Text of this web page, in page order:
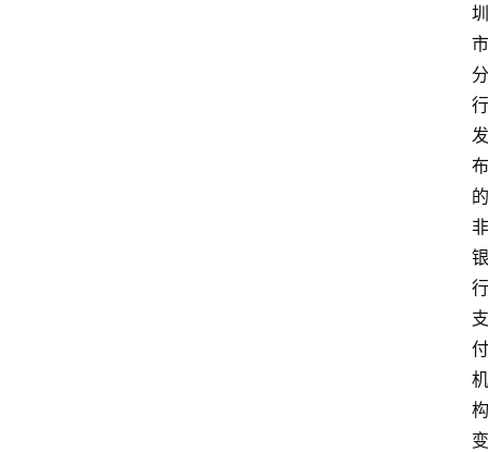
圳
市
分
行
发
布
的
非
银
行
支
付
机
构
变